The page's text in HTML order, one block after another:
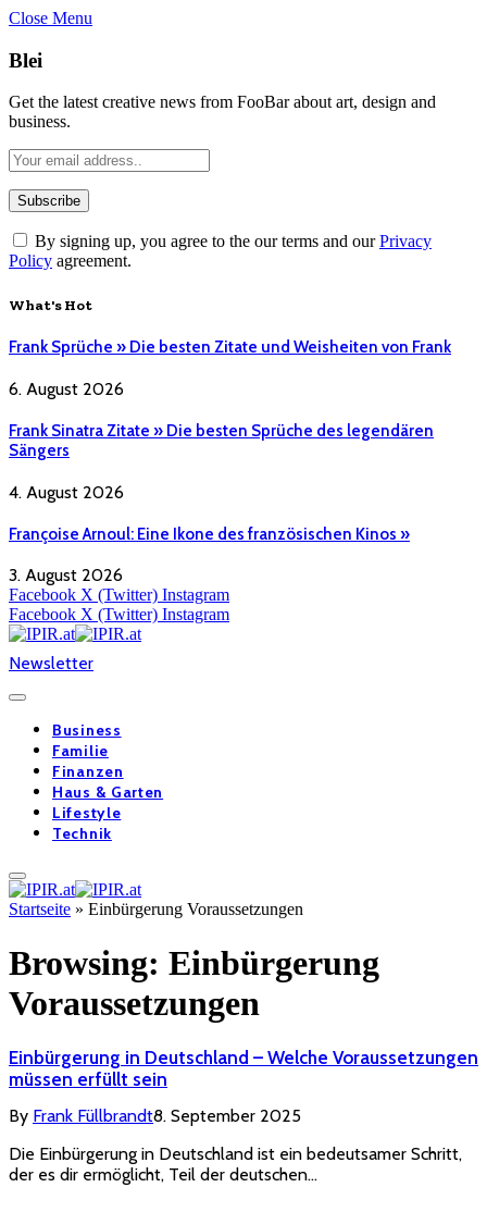
Close Menu
Blei
Get the latest creative news from FooBar about art, design and
business.
By signing up, you agree to the our terms and ourPrivacy
Policy agreement.
What's Hot
Frank Sprüche » Die besten Zitate und Weisheiten von Frank
6. August 2026
Frank Sinatra Zitate » Die besten Sprüche des legendären
Sängers
4. August 2026
Françoise Arnoul: Eine Ikone des französischen Kinos »
3. August 2026
Facebook X (Twitter) Instagram
Facebook X (Twitter) Instagram
Newsletter
Business
Familie
Finanzen
Haus & Garten
Lifestyle
Technik
Startseite » Einbürgerung Voraussetzungen
Browsing: Einbürgerung
Voraussetzungen
Einbürgerung in Deutschland – Welche Voraussetzungen
müssen erfüllt sein
By Frank Füllbrandt8. September 2025
Die Einbürgerung in Deutschland ist ein bedeutsamer Schritt,
der es dir ermöglicht, Teil der deutschen…